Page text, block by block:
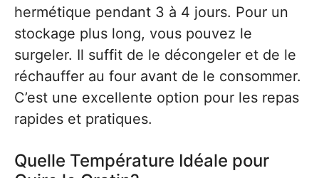
hermétique pendant 3 à 4 jours. Pour un
stockage plus long, vous pouvez le
surgeler. Il suffit de le décongeler et de le
réchauffer au four avant de le consommer.
C’est une excellente option pour les repas
rapides et pratiques.
Quelle Température Idéale pour